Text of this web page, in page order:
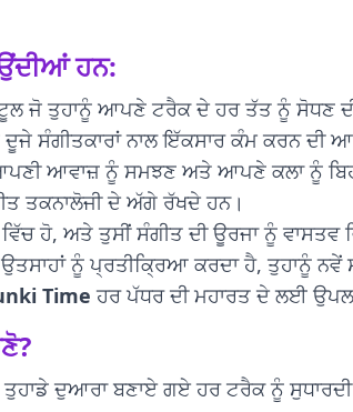
ਹਨ:
ਜੋ ਤੁਹਾਨੂੰ ਆਪਣੇ ਟਰੈਕ ਦੇ ਹਰ ਤੱਤ ਨੂੰ ਸੋਧਣ
ਦੂਜੇ ਸੰਗੀਤਕਾਰਾਂ ਨਾਲ ਇੱਕਸਾਰ ਕੰਮ ਕਰਨ
ਆਵਾਜ਼ ਨੂੰ ਸਮਝਣ ਅਤੇ ਆਪਣੇ ਕਲਾ ਨੂੰ
ਤਕਨਾਲੋਜੀ ਦੇ ਅੱਗੇ ਰੱਖਦੇ ਹਨ।
ਹੋ, ਅਤੇ ਤੁਸੀਂ ਸੰਗੀਤ ਦੀ ਊਰਜਾ ਨੂੰ ਵਾਸਤਵ
ਨੂੰ ਪ੍ਰਤੀਕ੍ਰਿਆ ਕਰਦਾ ਹੈ, ਤੁਹਾਨੂੰ
Time ਹਰ ਪੱਧਰ ਦੀ ਮਹਾਰਤ ਦੇ ਲਈ
ਦੁਆਰਾ ਬਣਾਏ ਗਏ ਹਰ ਟਰੈਕ ਨੂੰ